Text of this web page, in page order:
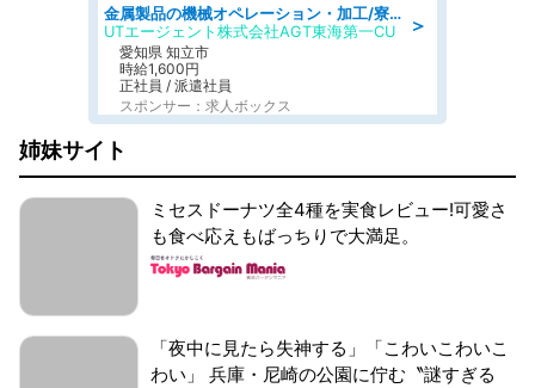
＞
金属製品の機械オペレーション・加工/寮完備/日払い/工場・製造
UTエージェント株式会社AGT東海第一CU
愛知県 知立市
時給1,600円
正社員 / 派遣社員
スポンサー：求人ボックス
姉妹サイト
ミセスドーナツ全4種を実食レビュー!可愛さ
も食べ応えもばっちりで大満足。
「夜中に見たら失神する」「こわいこわいこ
わい」 兵庫・尼崎の公園に佇む〝謎すぎる